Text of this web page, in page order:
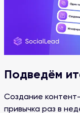
Подведём
Создание
привычка раз в